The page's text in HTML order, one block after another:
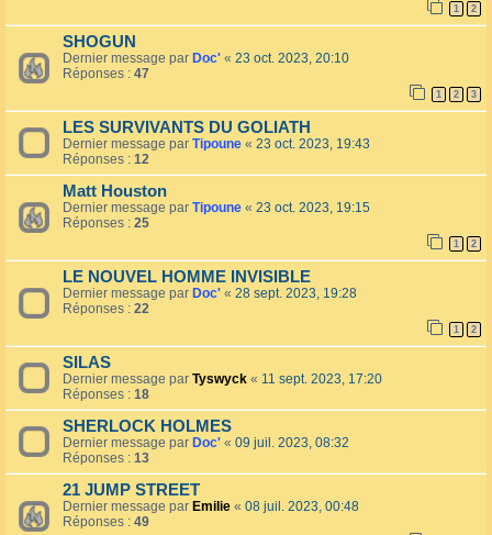
1 2
SHOGUN
Dernier message par Doc' « 23 oct. 2023, 20:10
Réponses : 47
1 2 3
LES SURVIVANTS DU GOLIATH
Dernier message par Tipoune « 23 oct. 2023, 19:43
Réponses : 12
Matt Houston
Dernier message par Tipoune « 23 oct. 2023, 19:15
Réponses : 25
1 2
LE NOUVEL HOMME INVISIBLE
Dernier message par Doc' « 28 sept. 2023, 19:28
Réponses : 22
1 2
SILAS
Dernier message par Tyswyck « 11 sept. 2023, 17:20
Réponses : 18
SHERLOCK HOLMES
Dernier message par Doc' « 09 juil. 2023, 08:32
Réponses : 13
21 JUMP STREET
Dernier message par Emilie « 08 juil. 2023, 00:48
Réponses : 49